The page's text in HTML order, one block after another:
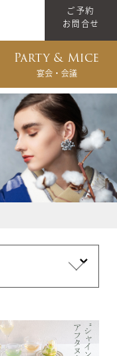
Party & Mice
宴会・会議
ご予約
お問合せ